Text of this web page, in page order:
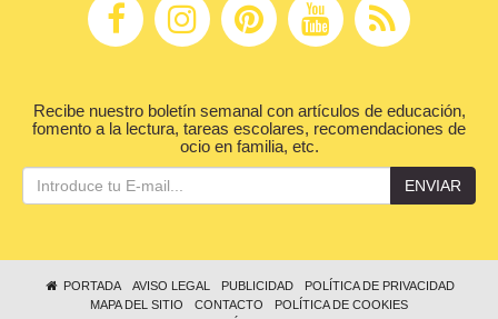
Recibe nuestro boletín semanal con artículos de educación,
fomento a la lectura, tareas escolares, recomendaciones de
ocio en familia, etc.
ENVIAR
PORTADA AVISO LEGAL PUBLICIDAD
POLÍTICA DE PRIVACIDAD
MAPA DEL SITIO
CONTACTO
POLÍTICA DE COOKIES